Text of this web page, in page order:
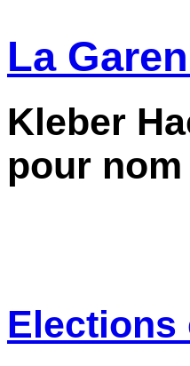
La
Kleber
pour
Elections